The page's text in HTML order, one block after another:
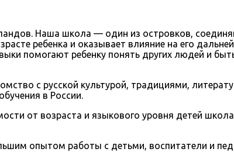
Наша школа — один из островков,
ребенка и оказывает влияние на его
помогают ребенку понять других людей и
с русской культурой, традициями,
в России.
от возраста и языкового уровня детей
опытом работы с детьми, воспитатели и